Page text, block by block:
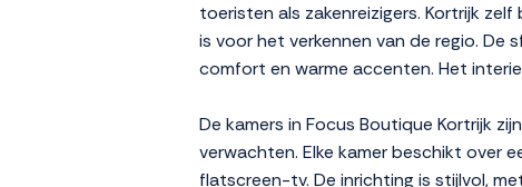
toeristen als zakenreizigers. Kortrijk
is voor het verkennen van de regio. De
comfort en warme accenten. Het
De kamers in Focus Boutique Kortrijk
verwachten. Elke kamer beschikt over
flatscreen-tv. De inrichting is stijlvol,